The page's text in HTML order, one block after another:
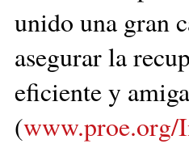
unido una gran
asegurar la
eficiente y
(